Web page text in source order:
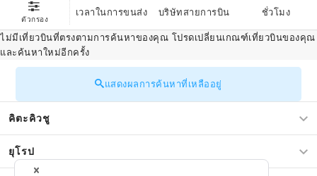
ตัวกรอง
เวลาในการขนส่ง บริษัทสายการบิน
ชั่วโมง
ไม่มีเที่ยวบินที่ตรงตามการค้นหาของคุณ โปรดเปลี่ยนเกณฑ์เที่ยวบินของคุณ
และค้นหาใหม่อีกครั้ง
แสดงผลการค้นหาที่เหลืออยู่
คิตะคิวชู
ยุโรป